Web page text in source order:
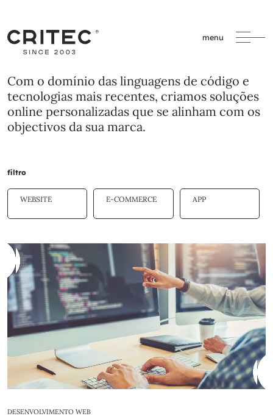
menu
Com o domínio das linguagens de código e
tecnologias mais recentes, criamos soluções
online personalizadas que se alinham com os
objectivos da sua marca.
filtro
WEBSITE E-COMMERCE APP
DESENVOLVIMENTO WEB